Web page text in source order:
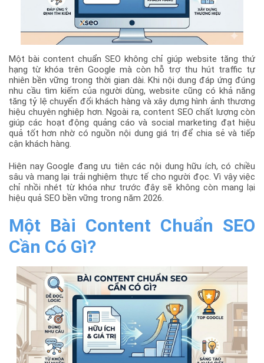
Một bài content chuẩn SEO không chỉ giúp website tăng thứ
hạng từ khóa trên Google mà còn hỗ trợ thu hút traffic tự
nhiên bền vững trong thời gian dài. Khi nội dung đáp ứng đúng
nhu cầu tìm kiếm của người dùng, website cũng có khả năng
tăng tỷ lệ chuyển đổi khách hàng và xây dựng hình ảnh thương
hiệu chuyên nghiệp hơn. Ngoài ra, content SEO chất lượng còn
giúp các hoạt động quảng cáo và social marketing đạt hiệu
quả tốt hơn nhờ có nguồn nội dung giá trị để chia sẻ và tiếp
cận khách hàng.
Hiện nay Google đang ưu tiên các nội dung hữu ích, có chiều
sâu và mang lại trải nghiệm thực tế cho người đọc. Vì vậy việc
chỉ nhồi nhét từ khóa như trước đây sẽ không còn mang lại
hiệu quả SEO bền vững trong năm 2026.
Một Bài Content Chuẩn SEO
Cần Có Gì?